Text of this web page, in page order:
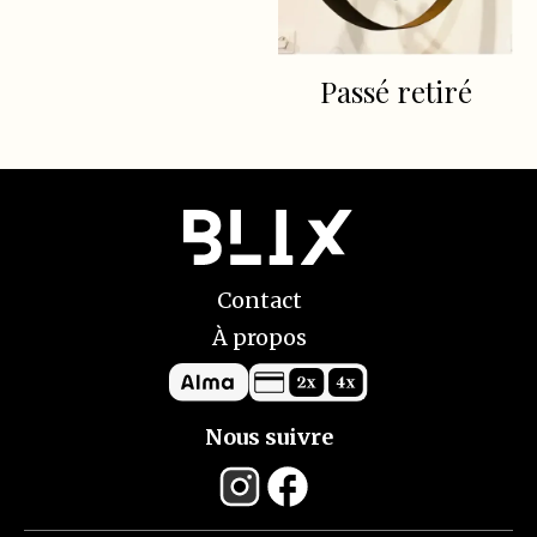
Passé retiré
Contact
À propos
Nous suivre